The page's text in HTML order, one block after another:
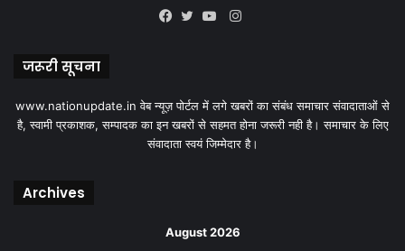
Instagram
जरूरी सूचना
www.nationupdate.in वेब न्यूज़ पोर्टल में लगे खबरों का संबंध समाचार संवादाताओं से
है, स्वामी प्रकाशक, सम्पादक का इन खबरों से सहमत होना जरूरी नही है। समाचार के लिए
संवादाता स्वयं जिम्मेदार है।
Archives
August 2026